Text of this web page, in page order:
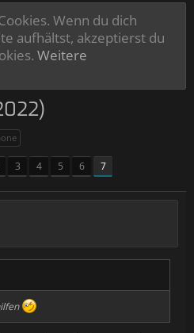
Wenn du dich
aufhältst, akzeptierst du
Weitere
3 4 5 6 7